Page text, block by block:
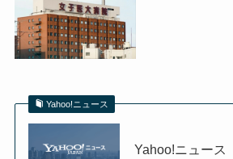
Yahoo!ニュース
Yahoo!ニュース